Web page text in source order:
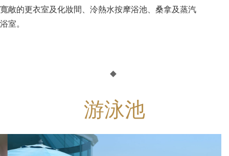
寬敞的更衣室及化妝間、泠熱水按摩浴池、桑拿及蒸汽
浴室。
游泳池